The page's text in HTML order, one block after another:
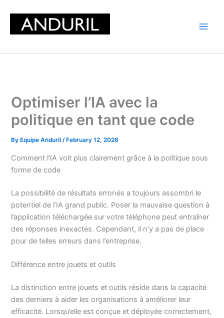
content
Optimiser l’IA avec la
politique en tant que code
By Equipe Anduril/ February 12, 2026
Comment l’IA voit plus clairement grâce à la politique sous
forme de code
La possibilité de résultats erronés a toujours assombri le
potentiel de l’IA grand public. Poser la mauvaise question à
l’application téléchargée sur votre téléphone peut entraîner
des réponses inexactes. Cependant, il n’y a pas de place
pour de telles erreurs dans l’entreprise.
Différence entre jouets et outils
La distinction entre jouets et outils réside dans la capacité
des derniers à aider les organisations à améliorer leur
efficacité. Lorsqu’elle est conçue et déployée correctement,